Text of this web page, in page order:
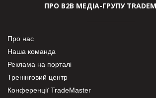
ПРО В2В МЕДІА-ГРУПУ
Про нас
Наша команда
Реклама на порталі
Тренінговий центр
Конференції TradeMaster